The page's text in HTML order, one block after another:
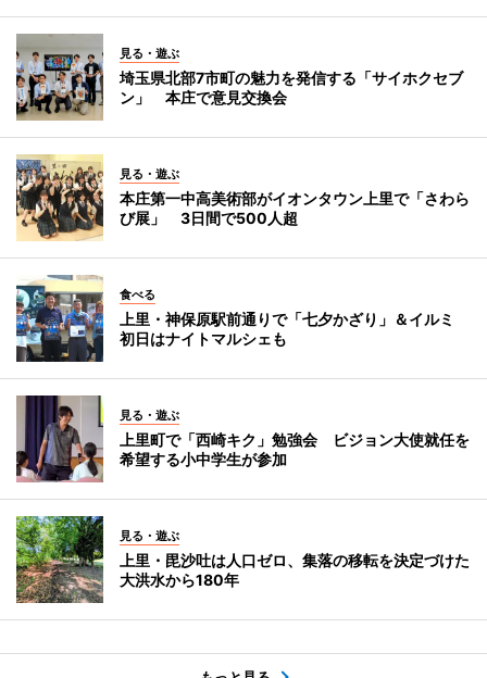
見る・遊ぶ
埼玉県北部7市町の魅力を発信する「サイホクセブ
ン」 本庄で意見交換会
見る・遊ぶ
本庄第一中高美術部がイオンタウン上里で「さわら
び展」 3日間で500人超
食べる
上里・神保原駅前通りで「七夕かざり」＆イルミ
初日はナイトマルシェも
見る・遊ぶ
上里町で「西崎キク」勉強会 ビジョン大使就任を
希望する小中学生が参加
見る・遊ぶ
上里・毘沙吐は人口ゼロ、集落の移転を決定づけた
大洪水から180年